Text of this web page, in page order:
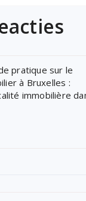
pratique sur le
à Bruxelles :
immobilière